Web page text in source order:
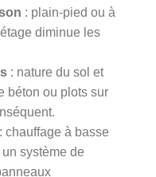
: plain-pied ou à
diminue les
: nature du sol et
béton ou plots sur
: chauffage à basse
système de